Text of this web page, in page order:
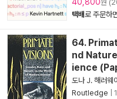
원
택배로 주문하
64.
nd
ience
도나 J. 해러웨이
Routledge